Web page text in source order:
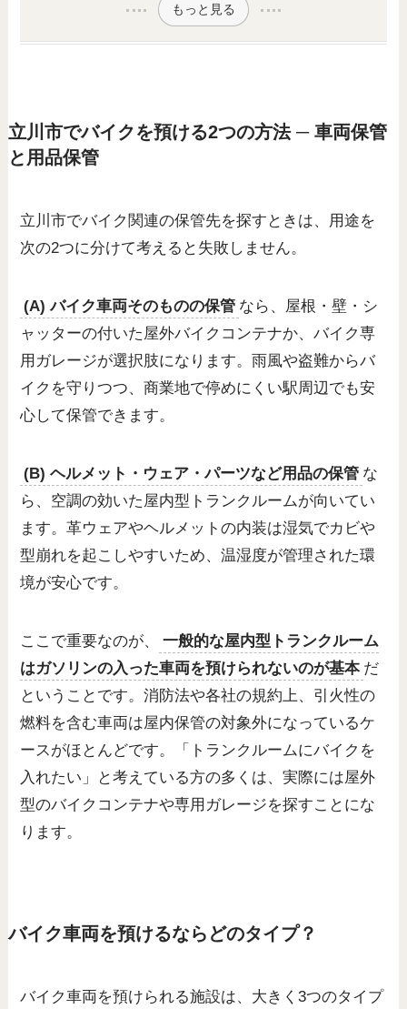
もっと見る
立川市でバイクを預ける2つの方法 ─ 車両保管
と用品保管
立川市でバイク関連の保管先を探すときは、用途を
次の2つに分けて考えると失敗しません。
(A) バイク車両そのものの保管 なら、屋根・壁・シ
ャッターの付いた屋外バイクコンテナか、バイク専
用ガレージが選択肢になります。雨風や盗難からバ
イクを守りつつ、商業地で停めにくい駅周辺でも安
心して保管できます。
(B) ヘルメット・ウェア・パーツなど用品の保管 な
ら、空調の効いた屋内型トランクルームが向いてい
ます。革ウェアやヘルメットの内装は湿気でカビや
型崩れを起こしやすいため、温湿度が管理された環
境が安心です。
ここで重要なのが、
一般的な屋内型トランクルーム
はガソリンの入った車両を預けられないのが基本 だ
ということです。消防法や各社の規約上、引火性の
燃料を含む車両は屋内保管の対象外になっているケ
ースがほとんどです。「トランクルームにバイクを
入れたい」と考えている方の多くは、実際には屋外
型のバイクコンテナや専用ガレージを探すことにな
ります。
バイク車両を預けるならどのタイプ？
バイク車両を預けられる施設は、大きく3つのタイプ